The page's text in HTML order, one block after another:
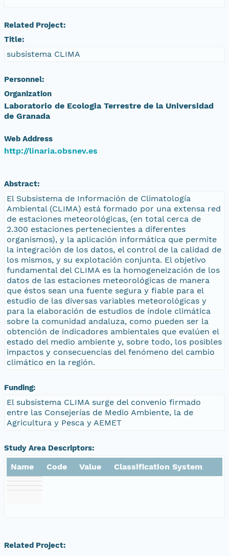
Related Project:
Title:
subsistema CLIMA
Personnel:
Organization
Laboratorio de Ecologia Terrestre de la Universidad
de Granada
Web Address
http://linaria.obsnev.es
Abstract:
El Subsistema de Información de Climatología
Ambiental (CLIMA) está formado por una extensa red
de estaciones meteorológicas, (en total cerca de
2.300 estaciones pertenecientes a diferentes
organismos), y la aplicación informática que permite
la integración de los datos, el control de la calidad de
los mismos, y su explotación conjunta. El objetivo
fundamental del CLIMA es la homogeneización de los
datos de las estaciones meteorológicas de manera
que éstos sean una fuente segura y fiable para el
estudio de las diversas variables meteorológicas y
para la elaboración de estudios de índole climática
sobre la comunidad andaluza, como pueden ser la
obtención de indicadores ambientales que evalúen el
estado del medio ambiente y, sobre todo, los posibles
impactos y consecuencias del fenómeno del cambio
climático en la región.
Funding:
El subsistema CLIMA surge del convenio firmado
entre las Consejerías de Medio Ambiente, la de
Agricultura y Pesca y AEMET
Study Area Descriptors:
Name Code Value Classification System
Related Project: